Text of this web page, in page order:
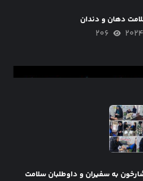
دهان و دندان
۲۰۶
به سفیران و داوطلبان سلامت